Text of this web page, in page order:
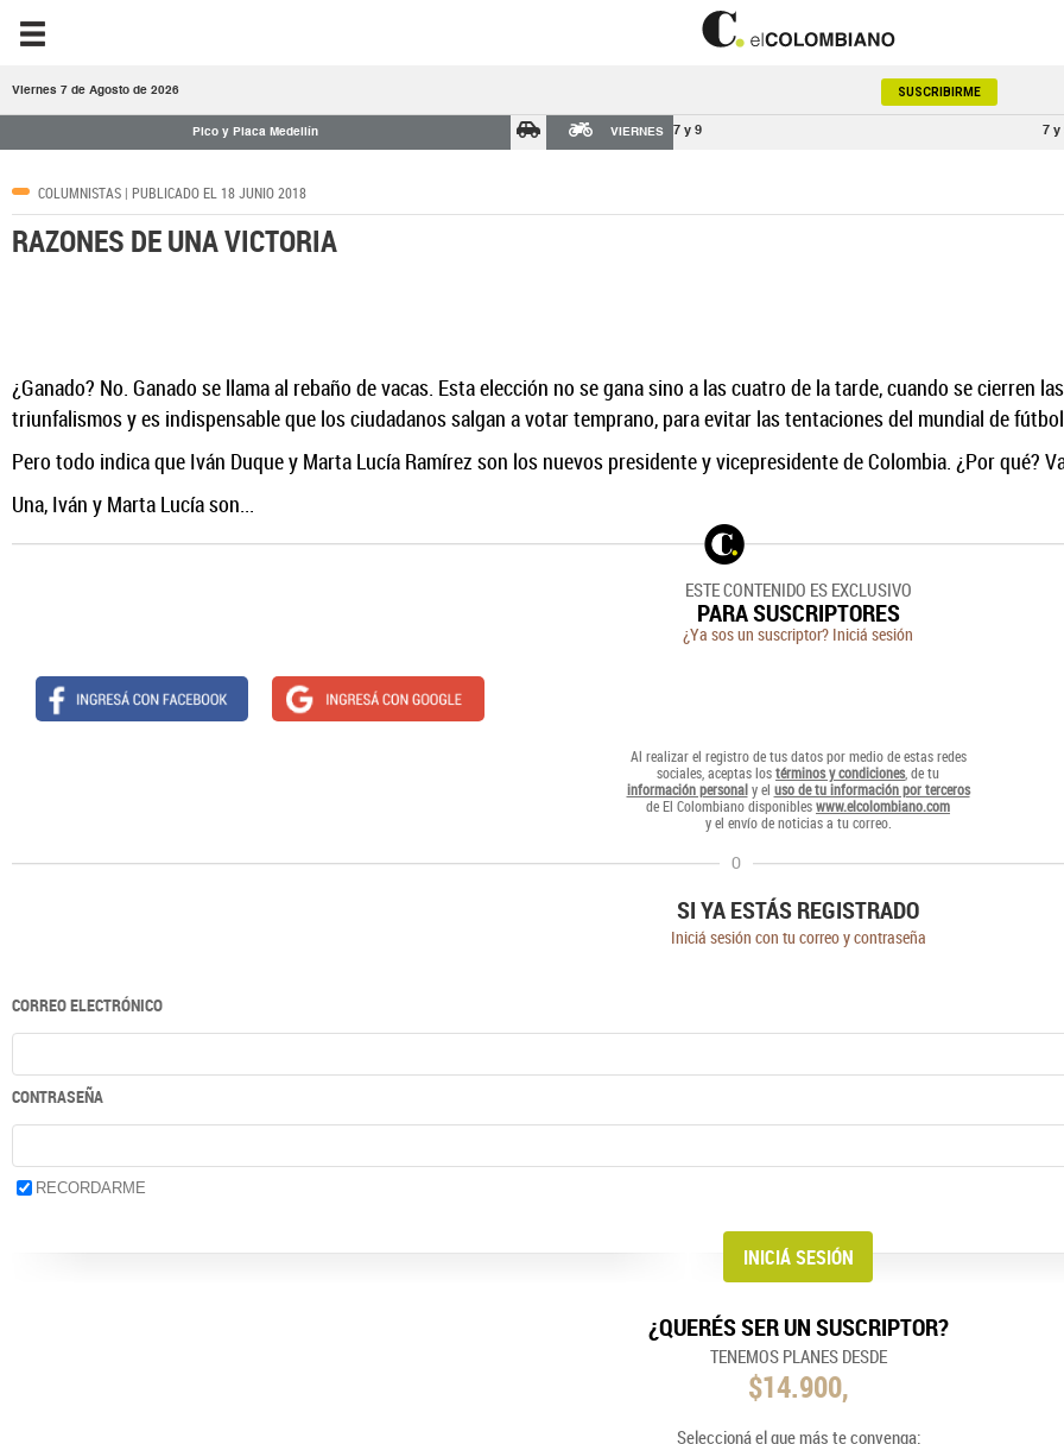
Viernes 7 de Agosto de 2026 SUSCRIBIRME
Pico y Placa Medellín VIERNES 7 y 9 7 y
COLUMNISTAS | PUBLICADO EL 18 JUNIO 2018
RAZONES DE UNA VICTORIA
¿Ganado? No. Ganado se llama al rebaño de vacas. Esta elección no se gana sino a las cuatro de la tarde, cuando se cierren
triunfalismos y es indispensable que los ciudadanos salgan a votar temprano, para evitar las tentaciones del mundial de
Pero todo indica que Iván Duque y Marta Lucía Ramírez son los nuevos presidente y vicepresidente de Colombia. ¿Por qué?
Una, Iván y Marta Lucía son...
ESTE CONTENIDO ES EXCLUSIVO
PARA SUSCRIPTORES
¿Ya sos un suscriptor? Iniciá sesión
Al realizar el registro de tus datos por medio de estas redes
sociales, aceptas lostérminos y condiciones, de tu
información personaly el uso de tu información por terceros
de El Colombiano disponibleswww.elcolombiano.com
y el envío de noticias a tu correo.
O
SI YA ESTÁS REGISTRADO
Iniciá sesión con tu correo y contraseña
CORREO ELECTRÓNICO
CONTRASEÑA
RECORDARME
¿QUERÉS SER UN SUSCRIPTOR?
TENEMOS PLANES DESDE
$14.900,
Seleccioná el que más te convenga: